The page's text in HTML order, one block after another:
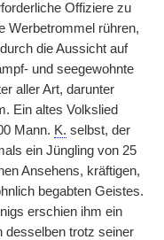
Offiziere zu
Werbetrommel rühren,
die Aussicht auf
und seegewohnte
aller Art, darunter
Ein altes Volkslied
Mann. K. selbst, der
ein Jüngling von 25
Ansehens, kräftigen,
begabten Geistes.
erschien ihm ein
desselben trotz seiner